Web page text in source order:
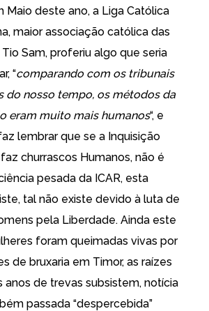
Maio deste ano, a Liga Católica
maior associação católica das
Sam, proferiu algo que seria
“comparando com os tribunais
do nosso tempo, os métodos da
eram muito mais humanos“, e
lembrar que se a Inquisição
churrascos Humanos, não é
pesada da ICAR, esta
tal não existe devido à luta de
pela Liberdade. Ainda este
foram queimadas vivas por
de bruxaria em Timor, as raízes
anos de trevas subsistem, notícia
passada “despercebida”